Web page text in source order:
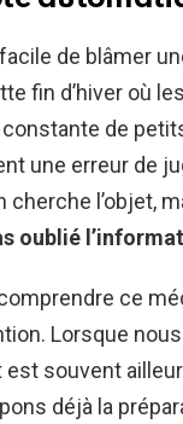
de blâmer
fin d’hiver où
de
une erreur de
cherche l’objet,
oublié
ce
Lorsque
est souvent
déjà la